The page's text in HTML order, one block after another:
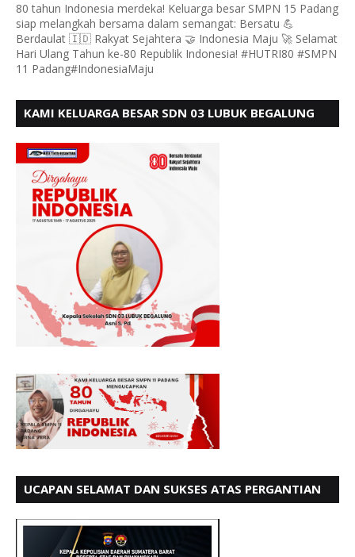
80 tahun Indonesia merdeka! Keluarga besar SMPN 15 Padang
siap melangkah bersama dalam semangat: Bersatu 💪
Berdaulat 🇮🇩 Rakyat Sejahtera 🤝 Indonesia Maju 🚀 Selamat
Hari Ulang Tahun ke-80 Republik Indonesia! #HUTRI80 #SMPN
11 Padang#IndonesiaMaju
KAMI KELUARGA BESAR SDN 03 LUBUK BEGALUNG
UCAPAN SELAMAT DAN SUKSES ATAS PERGANTIAN